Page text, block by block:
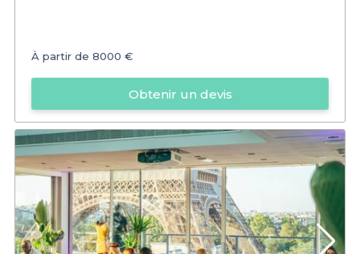
À partir de 8000 €
Obtenir un devis